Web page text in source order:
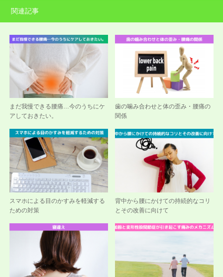
関連記事
まだ我慢できる腰痛…今のうちにケ
アしておきたい。
歯の噛み合わせと体の歪み・腰痛の
関係
スマホによる目のかすみを軽減する
ための対策
背中から腰にかけての持続的なコリ
とその改善に向けて